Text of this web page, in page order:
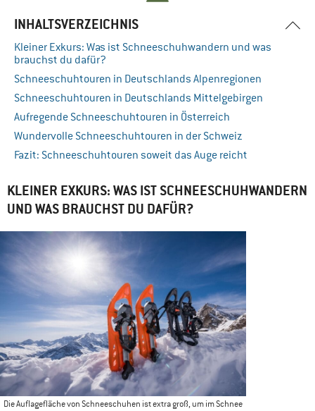
INHALTSVERZEICHNIS
Kleiner Exkurs: Was ist Schneeschuhwandern und was
brauchst du dafür?
Schneeschuhtouren in Deutschlands Alpenregionen
Schneeschuhtouren in Deutschlands Mittelgebirgen
Aufregende Schneeschuhtouren in Österreich
Wundervolle Schneeschuhtouren in der Schweiz
Fazit: Schneeschuhtouren soweit das Auge reicht
KLEINER EXKURS: WAS IST SCHNEESCHUHWANDERN
UND WAS BRAUCHST DU DAFÜR?
Die Auflagefläche von Schneeschuhen ist extra groß, um im Schnee